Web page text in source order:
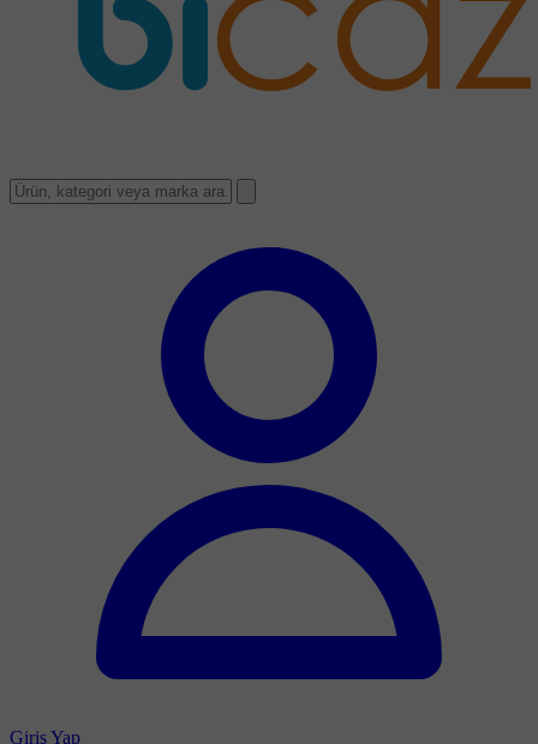
Giriş Yap